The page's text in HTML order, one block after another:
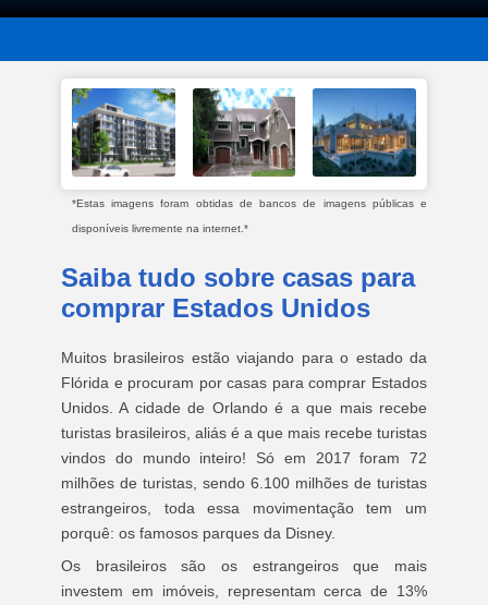
*Estas imagens foram obtidas de bancos de imagens públicas e
disponíveis livremente na internet.*
Saiba tudo sobre casas para
comprar Estados Unidos
Muitos brasileiros estão viajando para o estado da
Flórida e procuram por casas para comprar Estados
Unidos. A cidade de Orlando é a que mais recebe
turistas brasileiros, aliás é a que mais recebe turistas
vindos do mundo inteiro! Só em 2017 foram 72
milhões de turistas, sendo 6.100 milhões de turistas
estrangeiros, toda essa movimentação tem um
porquê: os famosos parques da Disney.
Os brasileiros são os estrangeiros que mais
investem em imóveis, representam cerca de 13%